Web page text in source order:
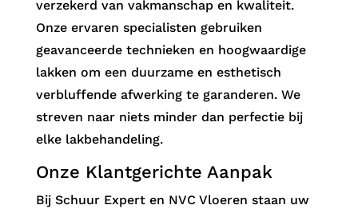
verzekerd van vakmanschap en kwaliteit.
Onze ervaren specialisten gebruiken
geavanceerde technieken en hoogwaardige
lakken om een duurzame en esthetisch
verbluffende afwerking te garanderen. We
streven naar niets minder dan perfectie bij
elke lakbehandeling.
Onze Klantgerichte Aanpak
Bij Schuur Expert en NVC Vloeren staan uw